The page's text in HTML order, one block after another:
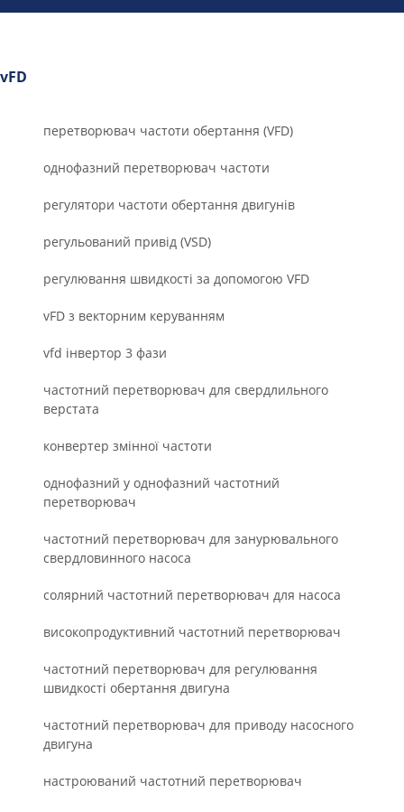
vFD
перетворювач частоти обертання (VFD)
однофазний перетворювач частоти
регулятори частоти обертання двигунів
регульований привід (VSD)
регулювання швидкості за допомогою VFD
vFD з векторним керуванням
vfd інвертор 3 фази
частотний перетворювач для свердлильного
верстата
конвертер змінної частоти
однофазний у однофазний частотний
перетворювач
частотний перетворювач для занурювального
свердловинного насоса
солярний частотний перетворювач для насоса
високопродуктивний частотний перетворювач
частотний перетворювач для регулювання
швидкості обертання двигуна
частотний перетворювач для приводу насосного
двигуна
настроюваний частотний перетворювач